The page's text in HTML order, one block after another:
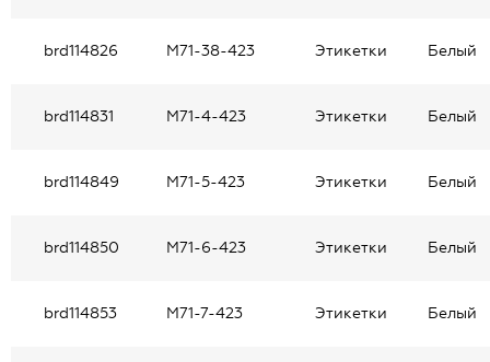
brd114826 M71-38-423 Этикетки Белый
brd114831 M71-4-423 Этикетки Белый
brd114849 M71-5-423 Этикетки Белый
brd114850 M71-6-423 Этикетки Белый
brd114853 M71-7-423 Этикетки Белый